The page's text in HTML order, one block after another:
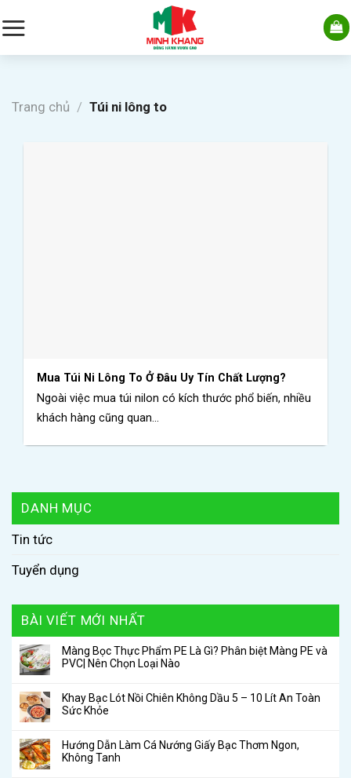
to
Trang chủ / Túi ni lông to
Mua Túi Ni Lông To Ở Đâu Uy Tín Chất Lượng?
Ngoài việc mua túi nilon có kích thước phổ biến, nhiều
khách hàng cũng quan...
DANH MỤC
Tin tức
Tuyển dụng
BÀI VIẾT MỚI NHẤT
Màng Bọc Thực Phẩm PE Là Gì? Phân biệt Màng PE và
PVC| Nên Chọn Loại Nào
Khay Bạc Lót Nồi Chiên Không Dầu 5 – 10 Lít An Toàn
Sức Khỏe
Hướng Dẫn Làm Cá Nướng Giấy Bạc Thơm Ngon,
Không Tanh